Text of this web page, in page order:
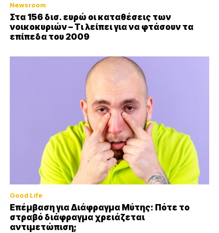
Newsroom
Στα 156 δισ. ευρώ οι καταθέσεις των
νοικοκυριών – Τι λείπει για να φτάσουν τα
επίπεδα του 2009
Good Life
Επέμβαση για Διάφραγμα Μύτης: Πότε το
στραβό διάφραγμα χρειάζεται
αντιμετώπιση;